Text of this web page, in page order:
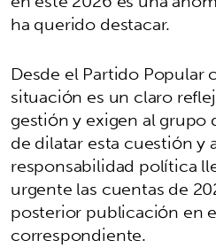
ha querido destacar.
Desde el Partido Popular
situación es un claro
gestión y exigen al
de dilatar esta cuestión y
responsabilidad política
urgente las cuentas de
posterior publicación en
correspondiente.